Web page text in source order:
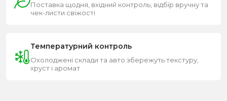
Поставка щодня, вхідний контроль, відбір вручну та
чек-листи свіжості
Температурний контроль
Охолоджені склади та авто збережуть текстуру,
хруст і аромат